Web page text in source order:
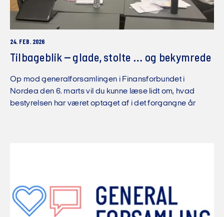
24. FEB. 2026
Tilbageblik – glade, stolte … og bekymrede
Op mod generalforsamlingen i Finansforbundet i
Nordea den 6. marts vil du kunne læse lidt om, hvad
bestyrelsen har været optaget af i det forgangne år